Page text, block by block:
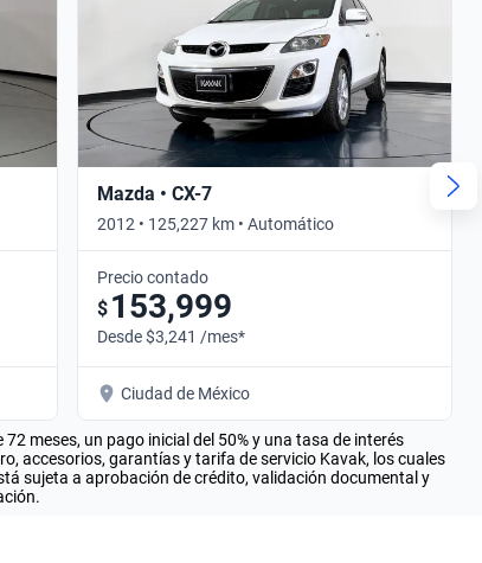
Mazda • CX-7
2012 • 125,227 km • Automático
Precio contado
$ 153,999
Desde $3,241 /mes*
Ciudad de México
meses, un pago inicial del 50% y una tasa de interés
accesorios, garantías y tarifa de servicio Kavak, los cuales
sujeta a aprobación de crédito, validación documental y